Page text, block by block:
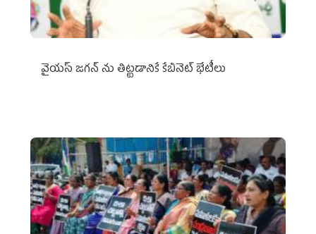
వైయ‌స్ జగన్‌ ను తిట్టడానికే కేబినెట్‌ భేటీలు